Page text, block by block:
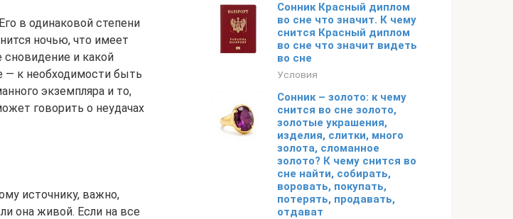
в одинаковой степени
ночью, что имеет
сновидение и какой
— к необходимости быть
экземпляра и то,
говорить о неудачах
источнику, важно,
она живой. Если на все
Сонник Красный диплом
во сне что значит. К чему
снится Красный диплом
во сне что значит видеть
во сне
Условия
Сонник – золото: к чему
снится во сне золото,
золотые украшения,
изделия, слитки, много
золота, сломанное
золото? К чему снится во
сне найти, собирать,
воровать, покупать,
потерять, продавать,
отдават